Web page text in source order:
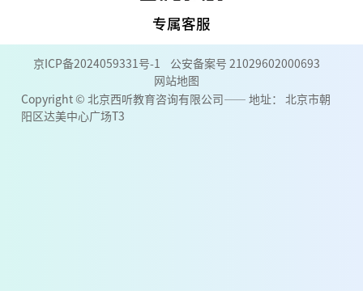
专属客服
京ICP备2024059331号-1
公安备案号 21029602000693
网站地图
Copyright © 北京西听教育咨询有限公司—— 地址： 北京市朝
阳区达美中心广场T3